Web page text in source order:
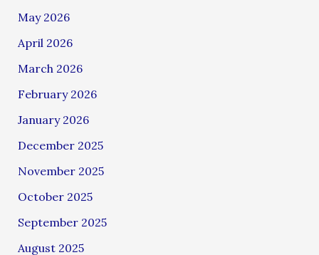
May 2026
April 2026
March 2026
February 2026
January 2026
December 2025
November 2025
October 2025
September 2025
August 2025